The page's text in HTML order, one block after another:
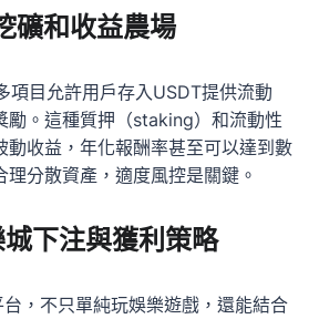
礦和收益農場
項目允許用戶存入USDT提供流動
勵。這種質押（staking）和流動性
動收益，年化報酬率甚至可以達到數
理分散資產，適度風控是關鍵。
下注與獲利策略
，不只單純玩娛樂遊戲，還能結合